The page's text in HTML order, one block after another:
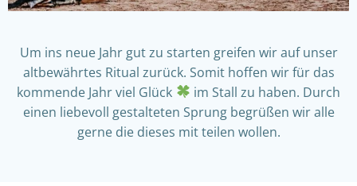
Um ins neue Jahr gut zu starten greifen wir auf unser
altbewährtes Ritual zurück. Somit hoffen wir für das
kommende Jahr viel Glück
im Stall zu haben. Durch
einen liebevoll gestalteten Sprung begrüßen wir alle
gerne die dieses mit teilen wollen.